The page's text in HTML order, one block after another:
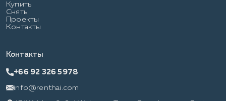
Купить
Снять
Проекты
Контакты
Контакты
+66 92 326 5978
info@renthai.com